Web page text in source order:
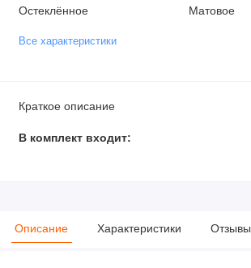
Остеклённое Матовое
Все характеристики
Краткое описание
В комплект входит:
Описание Характеристики Отзывы